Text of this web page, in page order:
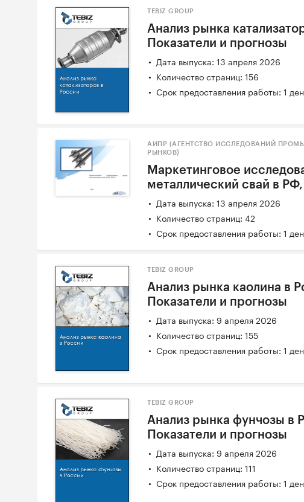
TEBIZ GROUP
Анализ рынка
Показатели и прогнозы
Дата выпуска: 13 апреля 2026
Количество страниц: 156
Срок предоставления работы: 1
АИПР (АГЕНТСТВО ИССЛЕДОВАНИЙ
РЫНКОВ)
Маркетинговое
металлический свай в
Дата выпуска: 13 апреля 2026
Количество страниц: 42
Срок предоставления работы: 1
TEBIZ GROUP
Анализ рынка каолина в
Показатели и прогнозы
Дата выпуска: 9 апреля 2026
Количество страниц: 155
Срок предоставления работы: 1
TEBIZ GROUP
Анализ рынка фунчозы в
Показатели и прогнозы
Дата выпуска: 9 апреля 2026
Количество страниц: 111
Срок предоставления работы: 1